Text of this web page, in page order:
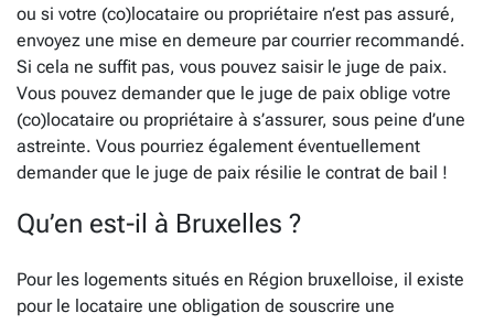
ou si votre (co)locataire ou propriétaire n’est pas assuré,
envoyez une mise en demeure par courrier recommandé.
Si cela ne suffit pas, vous pouvez saisir le juge de paix.
Vous pouvez demander que le juge de paix oblige votre
(co)locataire ou propriétaire à s’assurer, sous peine d’une
astreinte. Vous pourriez également éventuellement
demander que le juge de paix résilie le contrat de bail !
Qu’en est-il à Bruxelles ?
Pour les logements situés en Région bruxelloise, il existe
pour le locataire une obligation de souscrire une